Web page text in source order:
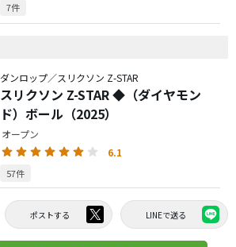
7件
ダンロップ／スリクソン Z-STAR
スリクソン Z-STAR ◆（ダイヤモン
ド）ボール（2025）
オープン
6.1
57件
ポストする LINEで送る